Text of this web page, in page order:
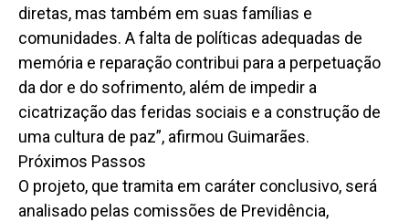
diretas, mas também em suas famílias e
comunidades. A falta de políticas adequadas de
memória e reparação contribui para a perpetuação
da dor e do sofrimento, além de impedir a
cicatrização das feridas sociais e a construção de
uma cultura de paz”, afirmou Guimarães.
Próximos Passos
O projeto, que tramita em caráter conclusivo, será
analisado pelas comissões de Previdência,